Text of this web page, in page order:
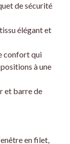
de sécurité
élégant et
confort qui
à une
et barre de
en filet,